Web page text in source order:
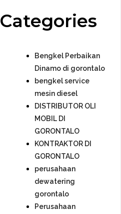
Categories
Bengkel Perbaikan
Dinamo di gorontalo
bengkel service
mesin diesel
DISTRIBUTOR OLI
MOBIL DI
GORONTALO
KONTRAKTOR DI
GORONTALO
perusahaan
dewatering
gorontalo
Perusahaan